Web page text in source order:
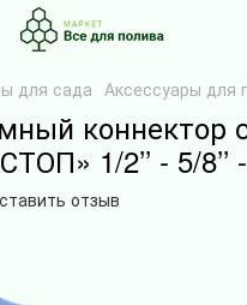
для сада Аксессуары для
коннектор
1/2’’ - 5/8’’
отзыв